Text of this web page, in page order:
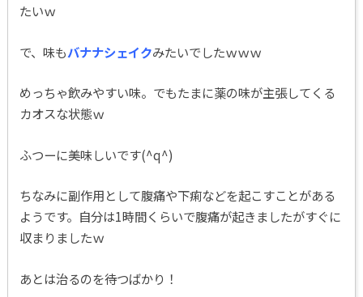
たいｗ
で、味もバナナシェイクみたいでしたｗｗｗ
めっちゃ飲みやすい味。でもたまに薬の味が主張してくる
カオスな状態ｗ
ふつーに美味しいです(^q^)
ちなみに副作用として腹痛や下痢などを起こすことがある
ようです。自分は1時間くらいで腹痛が起きましたがすぐに
収まりましたｗ
あとは治るのを待つばかり！